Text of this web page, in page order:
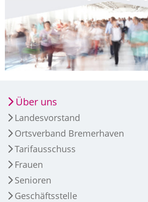
Über uns
Landesvorstand
Ortsverband Bremerhaven
Tarifausschuss
Frauen
Senioren
Geschäftsstelle